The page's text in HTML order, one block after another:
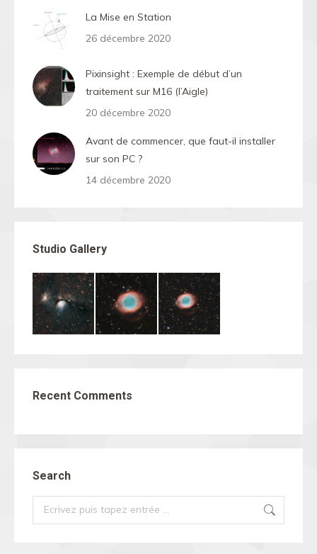
La Mise en Station
26 décembre 2020
Pixinsight : Exemple de début d’un
traitement sur M16 (l’Aigle)
20 décembre 2020
Avant de commencer, que faut-il installer
sur son PC ?
14 décembre 2020
Studio Gallery
Recent Comments
Search
Search: